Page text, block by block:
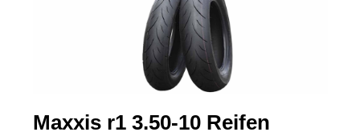
Maxxis r1 3.50-10 Reifen